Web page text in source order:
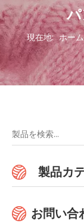
現在地: ホーム
製品カ
お問い合